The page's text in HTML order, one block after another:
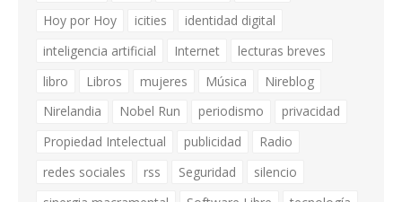
Hoy por Hoy
icities
identidad digital
inteligencia artificial
Internet
lecturas breves
libro
Libros mujeres Música
Nireblog
Nirelandia
Nobel Run periodismo
privacidad
Propiedad Intelectual
publicidad
Radio
redes sociales
rss Seguridad
silencio